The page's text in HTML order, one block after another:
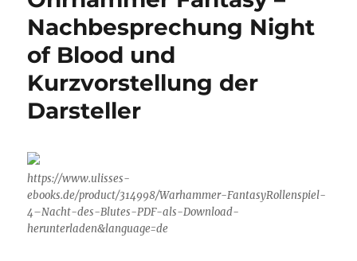
Nachbesprechung Night
of Blood und
Kurzvorstellung der
Darsteller
https://www.ulisses-
ebooks.de/product/314998/Warhammer-FantasyRollenspiel-
4–Nacht-des-Blutes-PDF-als-Download-
herunterladen&language=de